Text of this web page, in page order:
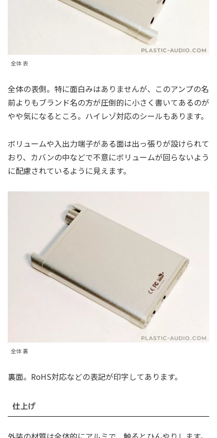
全体 表
全体の表側。特に面白みはありませんが、このアンプの名
前よりもブランド名の方が圧倒的に小さく書いてあるのが
やや気になるところ。ハイレゾ対応のシールもあります。
ボリュームや入出力端子がある面は出っ張りが設けられて
おり、カバンの中などで不意にボリュームが回らないよう
に配慮されているように見えます。
全体 裏
裏面。RoHS対応などの表記が印字してあります。
仕上げ